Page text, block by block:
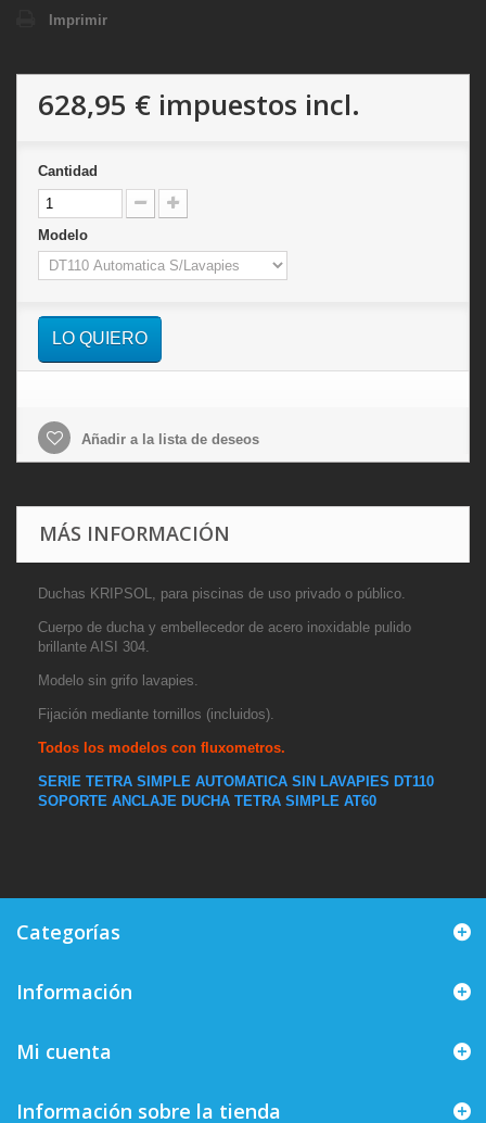
Imprimir
628,95 € impuestos incl.
Cantidad
Modelo
LO QUIERO
Añadir a la lista de deseos
MÁS INFORMACIÓN
Duchas KRIPSOL, para piscinas de uso privado o público.
Cuerpo de ducha y embellecedor de acero inoxidable pulido
brillante AISI 304.
Modelo sin grifo lavapies.
Fijación mediante tornillos (incluidos).
Todos los modelos con fluxometros.
SERIE TETRA SIMPLE AUTOMATICA SIN LAVAPIES DT110
SOPORTE ANCLAJE DUCHA TETRA SIMPLE AT60
Categorías
Información
Mi cuenta
Información sobre la tienda